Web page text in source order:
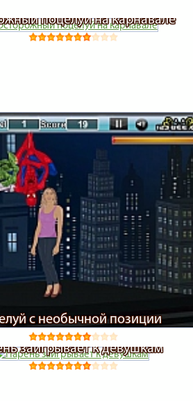
поцелуй на карнавале
с необычной позиции
заигрывает к девушкам